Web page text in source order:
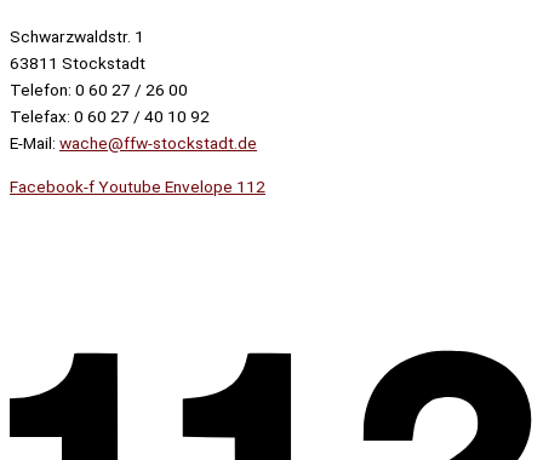
Schwarzwaldstr. 1
63811 Stockstadt
Telefon: 0 60 27 / 26 00
Telefax: 0 60 27 / 40 10 92
E-Mail: wache@ffw-stockstadt.de
Facebook-fYoutube Envelope 112